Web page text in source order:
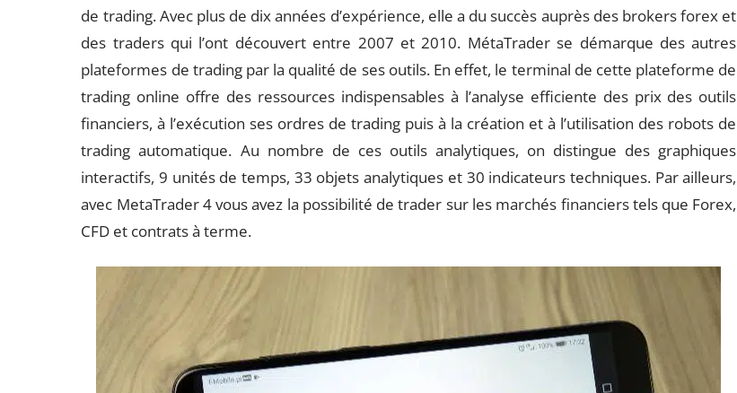
de trading. Avec plus de dix années d’expérience, elle a du succès auprès des brokers forex et
des traders qui l’ont découvert entre 2007 et 2010. MétaTrader se démarque des autres
plateformes de trading par la qualité de ses outils. En effet, le terminal de cette plateforme de
trading online offre des ressources indispensables à l’analyse efficiente des prix des outils
financiers, à l’exécution ses ordres de trading puis à la création et à l’utilisation des robots de
trading automatique. Au nombre de ces outils analytiques, on distingue des graphiques
interactifs, 9 unités de temps, 33 objets analytiques et 30 indicateurs techniques. Par ailleurs,
avec MetaTrader 4 vous avez la possibilité de trader sur les marchés financiers tels que Forex,
CFD et contrats à terme.